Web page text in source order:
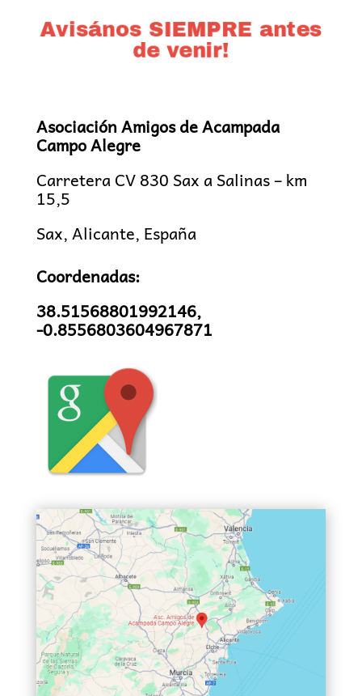
Avisános SIEMPRE antes
de venir!
Asociación Amigos de Acampada
Campo Alegre
Carretera CV 830 Sax a Salinas – km
15,5
Sax, Alicante, España
Coordenadas:
38.51568801992146,
-0.8556803604967871